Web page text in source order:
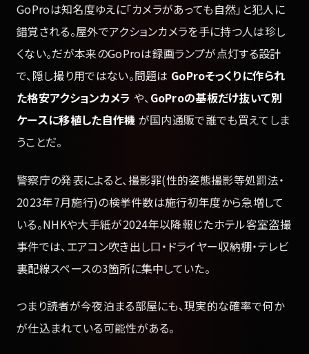
GoProは知名度ゆえに「カメラがあっても自然」と犯人に
錯覚される。屋外でアクションカメラを手に持つ人は珍し
くない。だが本来のGoProは録画ランプが点灯する設計
で、隠し撮り用ではない。問題は GoProそっくりに作られ
た格安アクションカメラ や、GoProの基板だけ抜いて別
ケースに移植した自作機 が国内通販で誰でも買えてしま
うことだ。
警察庁の発表によると、撮影罪(性的姿態撮影等処罰法・
2023年7月施行)の検挙件数は施行初年度から急増して
いる。NHKや大手紙が2024年以降報じたホテル客室盗撮
事件では、エアコン吹き出し口・ドライヤー収納棚・テレビ
裏配線スペースの3箇所に集中していた。
つまり読者が今夜泊まる部屋にも、現実的な確率で何か
が仕込まれている可能性がある。